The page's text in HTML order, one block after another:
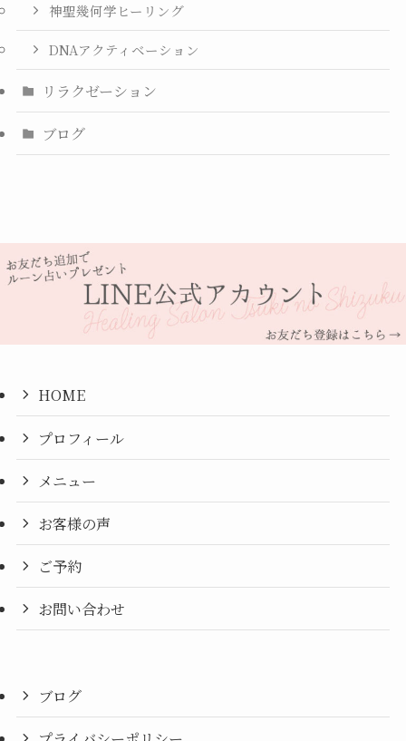
神聖幾何学ヒーリング
DNAアクティベーション
リラクゼーション
ブログ
HOME
プロフィール
メニュー
お客様の声
ご予約
お問い合わせ
ブログ